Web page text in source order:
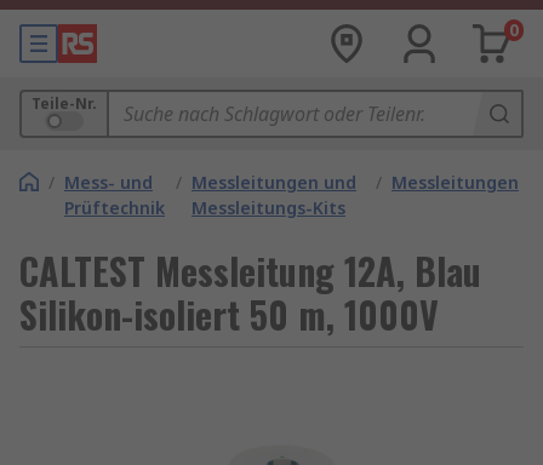
0
Teile-Nr.
/ Mess- und
Prüftechnik
/ Messleitungen und
Messleitungs-Kits
/ Messleitungen
CALTEST Messleitung 12A, Blau
Silikon-isoliert 50 m, 1000V